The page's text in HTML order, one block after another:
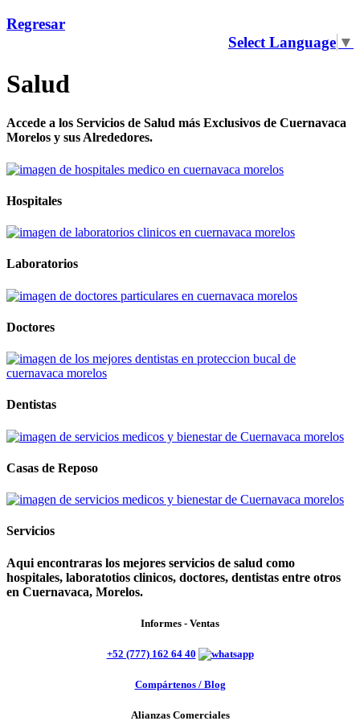
Regresar
Select Language ▼
Salud
Accede a los Servicios de Salud más Exclusivos de Cuernavaca
Morelos y sus Alrededores.
Hospitales
Laboratorios
Doctores
Dentistas
Casas de Reposo
Servicios
Aqui encontraras los mejores servicios de salud como
hospitales, laboratotios clinicos, doctores, dentistas entre otros
en Cuernavaca, Morelos.
Informes - Ventas
+52 (777) 162 64 40
Compártenos / Blog
Alianzas Comerciales